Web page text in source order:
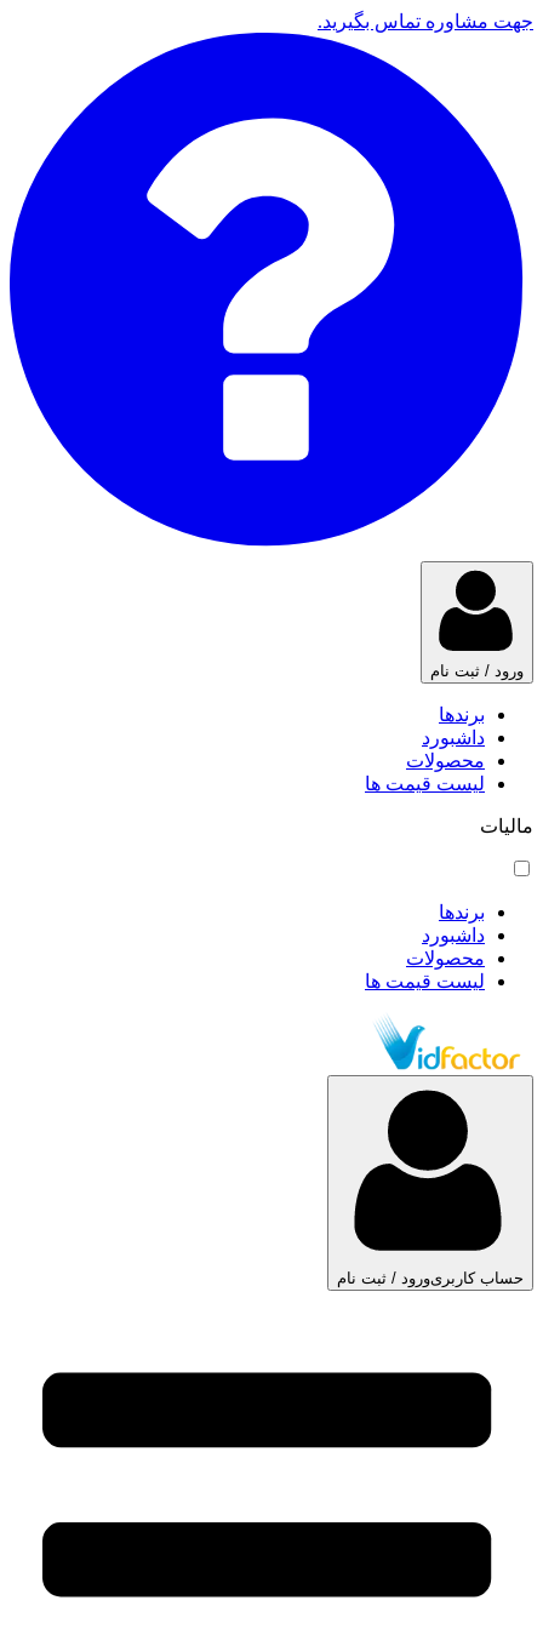
جهت مشاوره تماس بگیرید.
ورود / ثبت نام
برندها
داشبورد
محصولات
لیست قیمت ها
مالیات
برندها
داشبورد
محصولات
لیست قیمت ها
حساب کاربریورود / ثبت نام